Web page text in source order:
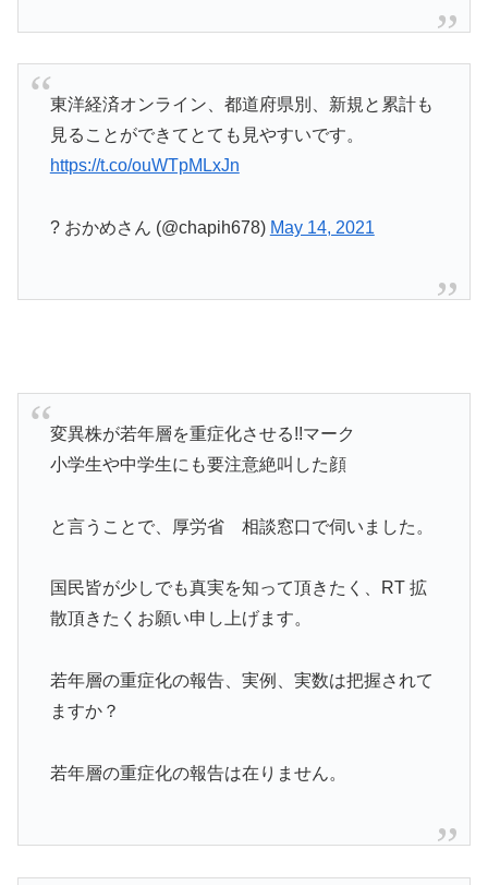
東洋経済オンライン、都道府県別、新規と累計も
見ることができてとても見やすいです。
https://t.co/ouWTpMLxJn
? おかめさん (@chapih678) May 14, 2021
変異株が若年層を重症化させる!!マーク
小学生や中学生にも要注意絶叫した顔
と言うことで、厚労省 相談窓口で伺いました。
国民皆が少しでも真実を知って頂きたく、RT 拡
散頂きたくお願い申し上げます。
若年層の重症化の報告、実例、実数は把握されて
ますか？
若年層の重症化の報告は在りません。